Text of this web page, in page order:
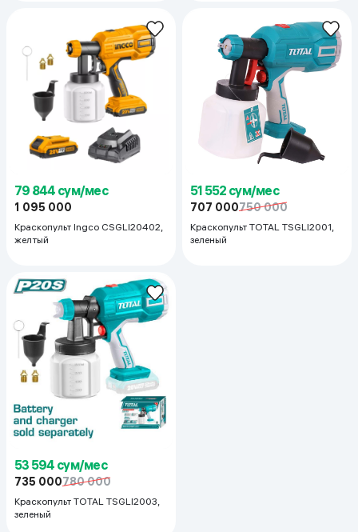
79 844 сум/мес
1 095 000
Краскопульт Ingco CSGLI20402,
желтый
51 552 сум/мес
707 000750 000
Краскопульт TOTAL TSGLI2001,
зеленый
53 594 сум/мес
735 000780 000
Краскопульт TOTAL TSGLI2003,
зеленый